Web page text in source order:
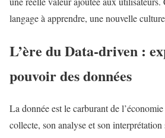
langage à apprendre, une nouvelle
L’ère du Data-driven :
pouvoir des données
La donnée est le carburant de
collecte, son analyse et son interprétation